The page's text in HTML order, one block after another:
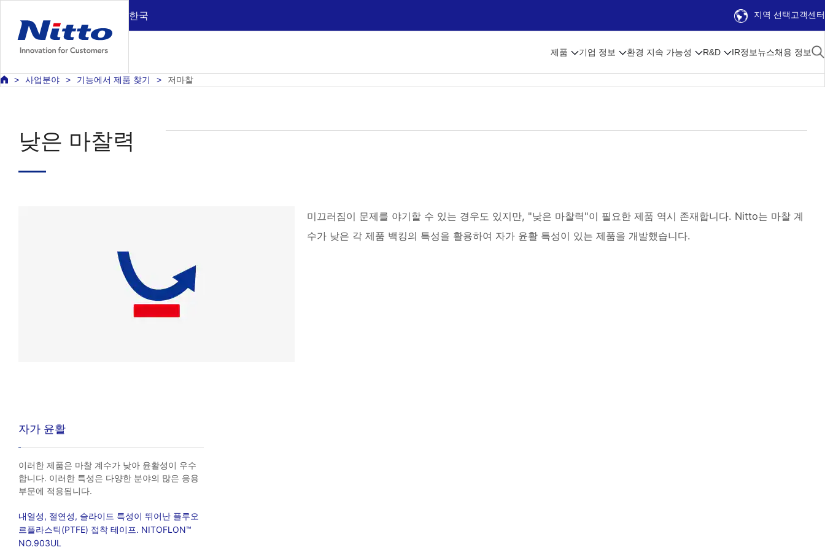
한국 지역 선택고객센터
제품 기업 정보 환경 지속 가능성 R&D IR정보뉴스채용 정보
사업분야 기능에서 제품 찾기 저마찰
낮은 마찰력
미끄러짐이 문제를 야기할 수 있는 경우도 있지만, "낮은 마찰력"이 필요한 제품 역시 존재합니다. Nitto는 마찰 계
수가 낮은 각 제품 백킹의 특성을 활용하여 자가 윤활 특성이 있는 제품을 개발했습니다.
자가 윤활
이러한 제품은 마찰 계수가 낮아 윤활성이 우수
합니다. 이러한 특성은 다양한 분야의 많은 응용
부문에 적용됩니다.
내열성, 절연성, 슬라이드 특성이 뛰어난 플루오
르플라스틱(PTFE) 접착 테이프. NITOFLON™
NO.903UL